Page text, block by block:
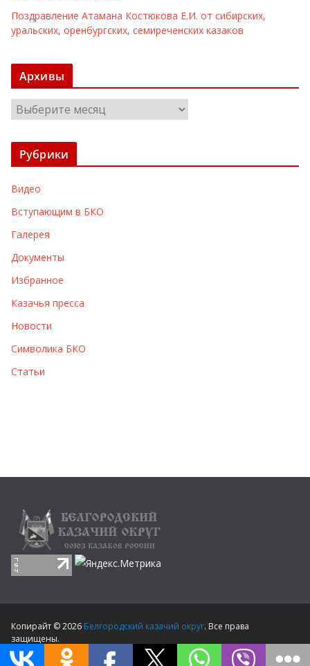
Поздравление Атамана Костюкова Е.И. от сибирских,
уральских, оренбургских, семиреченских казаков
Архивы
р
х
ы
Рубрики
Видео
Вступающим в БКО
Галерея
Документы
Избранное
Казачья пресса
Новости
Символика БКО
Статьи
Копирайт © 2026 Белгородский казачий округ. Все права
защищены.
Тема ColorMag от ThemeGrill. Создано на WordPress